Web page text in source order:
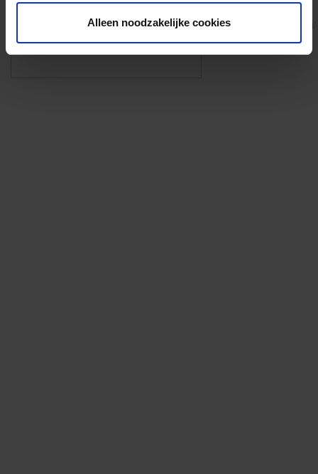
Alleen noodzakelijke cookies Eigen foto’s